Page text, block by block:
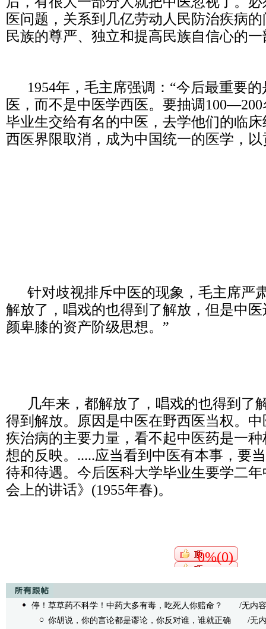
医问题，关系到几亿劳动人民防治疾病
民族的尊严、独立和提高民族自信心的
1954年，毛主席强调：“今后最重要的
医，而不是中医学西医。要抽调
毕业生交给有名的中医，去学他们的临
西医界限取消，成为中国统一的医学，
针对歧视排斥中医的现象，毛主席严
解放了，唱戏的也得到了解放，但是中
颜卑膝的资产阶级思想。”
几年来，都解放了，唱戏的也得到了
得到解放。原因是中医在野西医当权。
疾治病的主要力量，看不起中医药是一
想的反映。.....应当看到中医有本事，要
待和待遇。今后医科大学毕业生要学二
会上的讲话》(1955年春)。
0%(0)
停！草草药不科学！中药大多有毒，吃死人你赔命？
/无内容 -
你胡说，你的言论都是谬论，你反对谁，谁就正确 /无内